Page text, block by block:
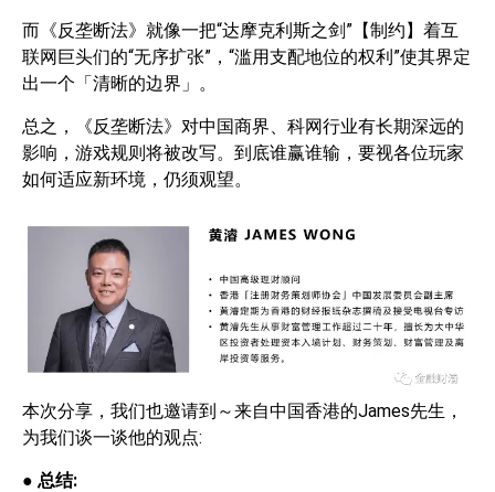
而《反垄断法》就像一把“达摩克利斯之剑”【制约】着互
联网巨头们的“无序扩张”，“滥用支配地位的权利”使其界定
出一个「清晰的边界」。
总之，《反垄断法》对中国商界、科网行业有长期深远的
影响，游戏规则将被改写。到底谁赢谁输，要视各位玩家
如何适应新环境，仍须观望。
本次分享，我们也邀请到～来自中国香港的James先生，
为我们谈一谈他的观点:
● 总结: